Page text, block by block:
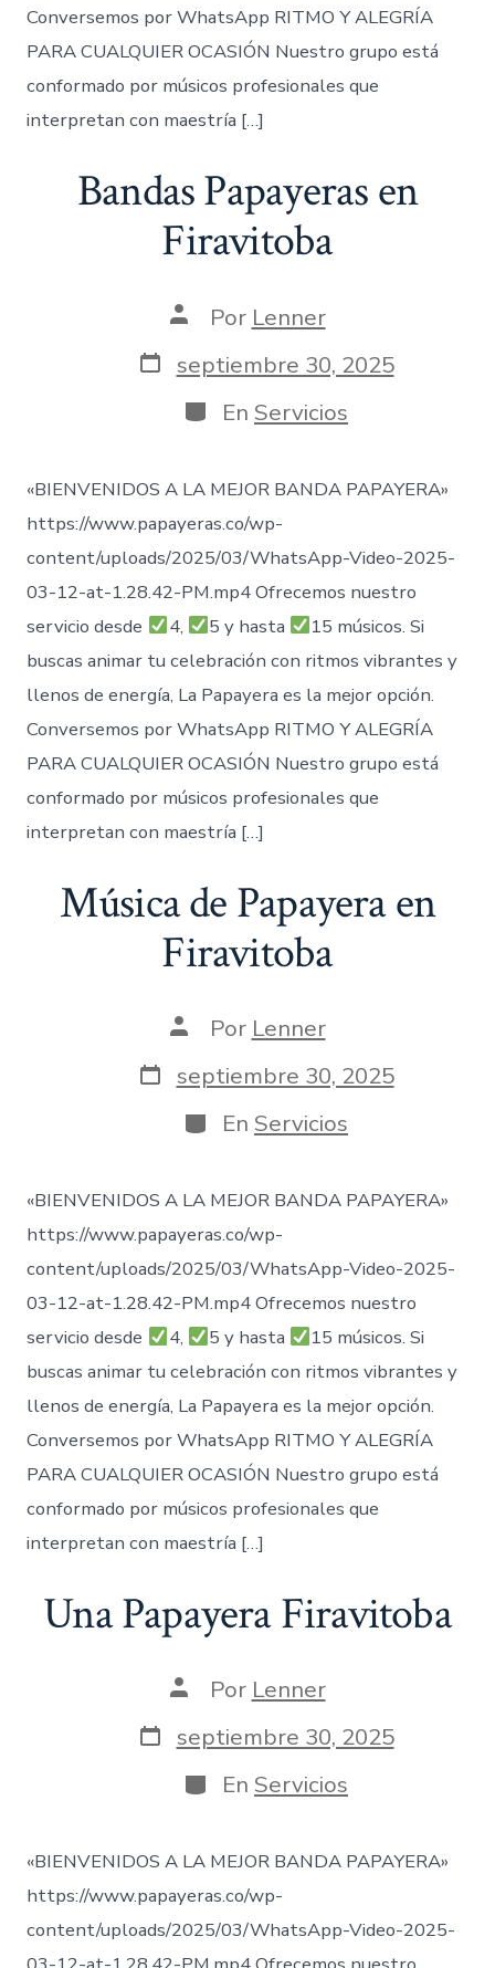
Conversemos por WhatsApp RITMO Y ALEGRÍA
PARA CUALQUIER OCASIÓN Nuestro grupo está
conformado por músicos profesionales que
interpretan con maestría […]
Bandas Papayeras en
Firavitoba
Autor
la
entrada
Por Lenner
Fecha
de
publicación
septiembre 30, 2025
Categorías
En Servicios
«BIENVENIDOS A LA MEJOR BANDA PAPAYERA»
https://www.papayeras.co/wp-
content/uploads/2025/03/WhatsApp-Video-2025-
03-12-at-1.28.42-PM.mp4 Ofrecemos nuestro
servicio desde
4, 5 y hasta
15 músicos. Si
buscas animar tu celebración con ritmos vibrantes y
llenos de energía, La Papayera es la mejor opción.
Conversemos por WhatsApp RITMO Y ALEGRÍA
PARA CUALQUIER OCASIÓN Nuestro grupo está
conformado por músicos profesionales que
interpretan con maestría […]
Música de Papayera en
Firavitoba
Autor
la
entrada
Por Lenner
Fecha
de
publicación
septiembre 30, 2025
Categorías
En Servicios
«BIENVENIDOS A LA MEJOR BANDA PAPAYERA»
https://www.papayeras.co/wp-
content/uploads/2025/03/WhatsApp-Video-2025-
03-12-at-1.28.42-PM.mp4 Ofrecemos nuestro
servicio desde
4, 5 y hasta
15 músicos. Si
buscas animar tu celebración con ritmos vibrantes y
llenos de energía, La Papayera es la mejor opción.
Conversemos por WhatsApp RITMO Y ALEGRÍA
PARA CUALQUIER OCASIÓN Nuestro grupo está
conformado por músicos profesionales que
interpretan con maestría […]
Una Papayera Firavitoba
Autor
la
entrada
Por Lenner
Fecha
de
publicación
septiembre 30, 2025
Categorías
En Servicios
«BIENVENIDOS A LA MEJOR BANDA PAPAYERA»
https://www.papayeras.co/wp-
content/uploads/2025/03/WhatsApp-Video-2025-